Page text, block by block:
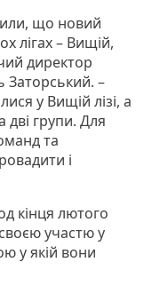
що новий
лігах – Вищій,
директор
Заторський. –
у Вищій лізі, а
дві групи. Для
та
і
кінця лютого
участю у
у якій вони